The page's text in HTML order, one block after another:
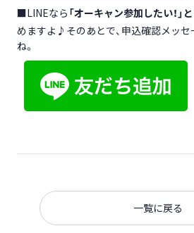
■LINEなら 「オーキャン参加したい！」
めますよ♪そのあとで、申込確認メッ
ね。
一覧に戻る